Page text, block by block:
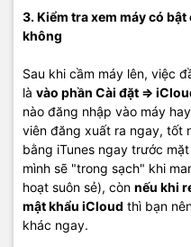
3. Kiểm tra xem máy có
không
Sau khi cầm máy lên, việc
là vào phần Cài đặt =>
nào đăng nhập vào máy
viên đăng xuất ra ngay, tốt
bằng iTunes ngay trước
mình sẽ "trong sạch" khi
hoạt suôn sẻ), còn nếu khi
mật khẩu iCloud thì bạn
khác ngay.